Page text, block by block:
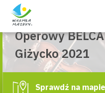
Skip Giżycko
6. Mazurski
Operowy
Giżycko 2021
Sprawdź na mapie